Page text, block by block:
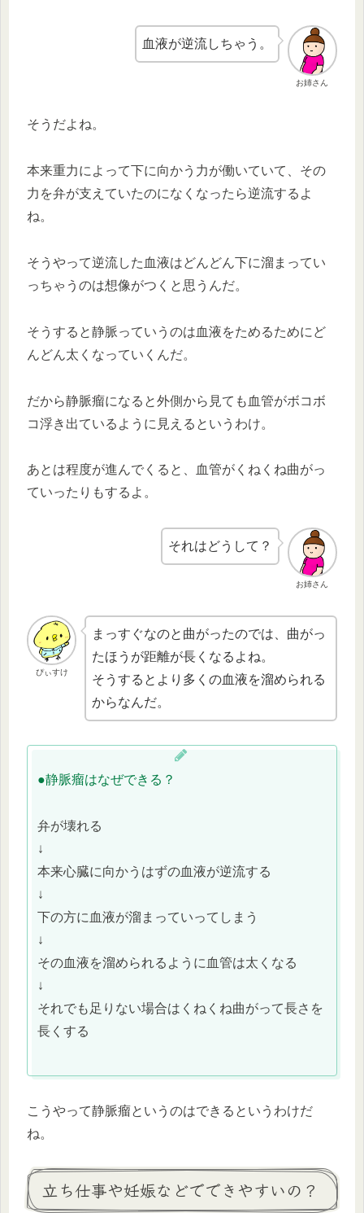
お姉さん
血液が逆流しちゃう。
そうだよね。
本来重力によって下に向かう力が働いていて、その
力を弁が支えていたのになくなったら逆流するよ
ね。
そうやって逆流した血液はどんどん下に溜まってい
っちゃうのは想像がつくと思うんだ。
そうすると静脈っていうのは血液をためるためにど
んどん太くなっていくんだ。
だから静脈瘤になると外側から見ても血管がボコボ
コ浮き出ているように見えるというわけ。
あとは程度が進んでくると、血管がくねくね曲がっ
ていったりもするよ。
お姉さん
それはどうして？
ぴぃすけ
まっすぐなのと曲がったのでは、曲がっ
たほうが距離が長くなるよね。
そうするとより多くの血液を溜められる
からなんだ。
●静脈瘤はなぜできる？
弁が壊れる
↓
本来心臓に向かうはずの血液が逆流する
↓
下の方に血液が溜まっていってしまう
↓
その血液を溜められるように血管は太くなる
↓
それでも足りない場合はくねくね曲がって長さを
長くする
こうやって静脈瘤というのはできるというわけだ
ね。
立ち仕事や妊娠などでできやすいの？